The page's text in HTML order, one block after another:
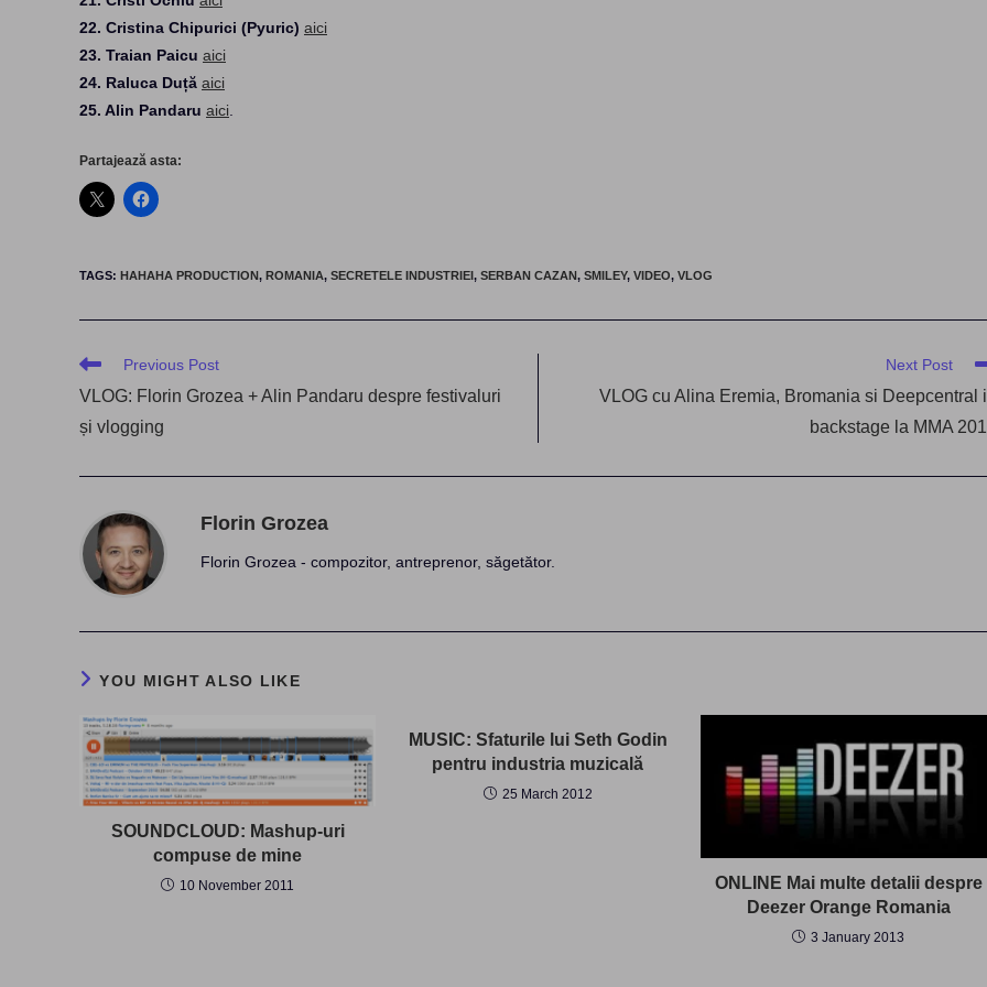
22. Cristina Chipurici (Pyuric) aici
23. Traian Paicu aici
24. Raluca Duță aici
25. Alin Pandaru aici
Partajează asta:
TAGS: HAHAHA PRODUCTION, ROMANIA, SECRETELE INDUSTRIEI, SERBAN CAZAN, SMILEY, VIDEO, VLOG
Read
articles
Previous Post
VLOG: Florin Grozea + Alin Pandaru despre festivaluri
și vlogging
Next Post
VLOG cu Alina Eremia, Bromania si Deepcentral
backstage la MMA
Florin Grozea
Florin Grozea - compozitor, antreprenor, săgetător.
YOU MIGHT ALSO LIKE
SOUNDCLOUD: Mashup-uri
compuse de mine
10 November 2011
MUSIC: Sfaturile lui Seth Godin
pentru industria muzicală
25 March 2012
ONLINE Mai multe detalii despre
Deezer Orange Romania
3 January 2013